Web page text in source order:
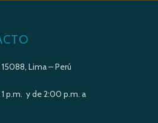
Lima – Perú
p.m. y de 2:00 p.m. a